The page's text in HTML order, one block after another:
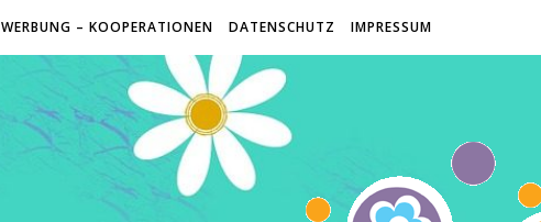
WERBUNG – KOOPERATIONEN DATENSCHUTZ IMPRESSUM